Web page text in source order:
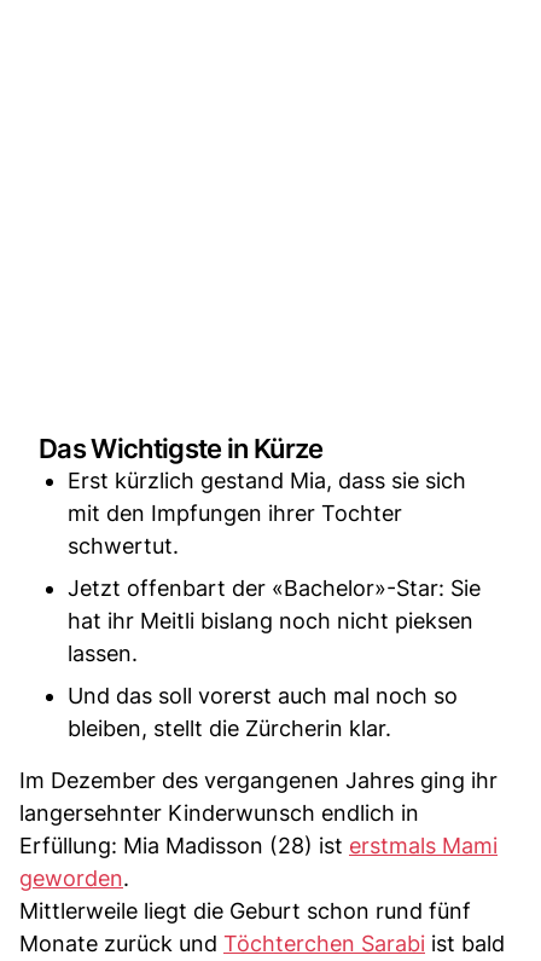
Das Wichtigste in Kürze
Erst kürzlich gestand Mia, dass sie sich
mit den Impfungen ihrer Tochter
schwertut.
Jetzt offenbart der «Bachelor»-Star: Sie
hat ihr Meitli bislang noch nicht pieksen
lassen.
Und das soll vorerst auch mal noch so
bleiben, stellt die Zürcherin klar.
Im Dezember des vergangenen Jahres ging ihr
langersehnter Kinderwunsch endlich in
Erfüllung: Mia Madisson (28) ist erstmals Mami
geworden.
Mittlerweile liegt die Geburt schon rund fünf
Monate zurück und Töchterchen Sarabi ist bald